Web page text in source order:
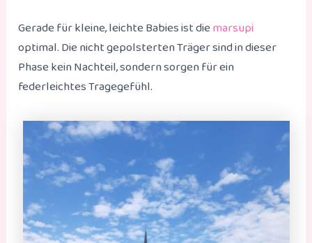
Gerade für kleine, leichte Babies ist diemarsupi
optimal. Die nicht gepolsterten Träger sind in dieser
Phase kein Nachteil, sondern sorgen für ein
federleichtes Tragegefühl.